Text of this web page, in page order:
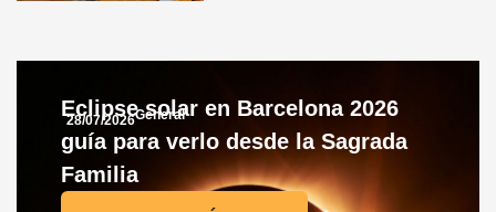
28/07/2026General
Eclipse solar en Barcelona 2026
guía para verlo desde la Sagrada
Familia